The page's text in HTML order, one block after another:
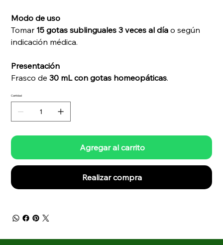
Modo de uso
Tomar 15 gotas sublinguales 3 veces al día o según
indicación médica.
Presentación
Frasco de30 mL con gotas homeopáticas.
Cantidad
Agregar al carrito
Realizar compra